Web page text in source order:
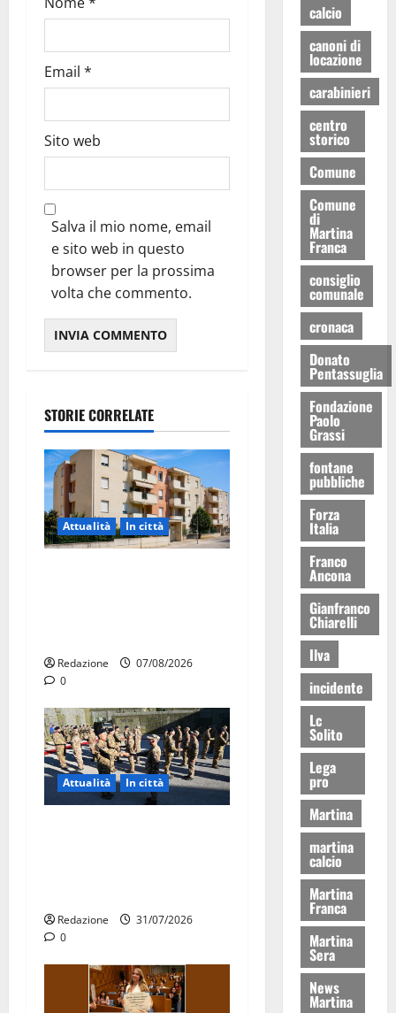
Email *
Sito web
Salva il mio nome, email
e sito web in questo
browser per la prossima
volta che commento.
STORIE CORRELATE
Attualità In città
Redazione
07/08/2026
0
Attualità In città
Redazione
31/07/2026
0
calcio
canoni di
locazione
carabinieri
centro
storico
Comune
Comune
di
Martina
Franca
consiglio
comunale
cronaca
Donato
Pentassuglia
Fondazione
Paolo
Grassi
fontane
pubbliche
Forza
Italia
Franco
Ancona
Gianfranco
Chiarelli
Ilva
incidente
Lc
Solito
Lega
pro
Martina
martina
calcio
Martina
Franca
Martina
Sera
News
Martina